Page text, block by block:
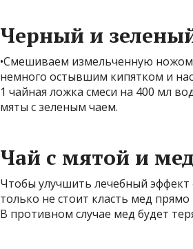
Черный и
•Смешиваем измельченную
немного остывшим кипятком и
1 чайная ложка смеси на 400 мл
мяты с зеленым чаем.
Чай с мятой и
Чтобы улучшить лечебный
только не стоит класть мед прямо
В противном случае мед будет